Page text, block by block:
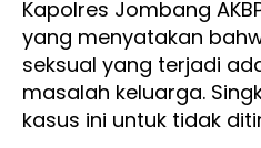
Kapolres Jombang
yang menyatakan
seksual yang terjadi
masalah keluarga.
kasus ini untuk tidak